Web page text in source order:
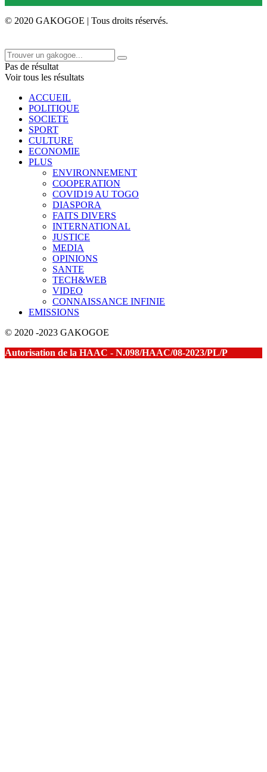
© 2020 GAKOGOE | Tous droits réservés.
Pas de résultat
Voir tous les résultats
ACCUEIL
POLITIQUE
SOCIETE
SPORT
CULTURE
ECONOMIE
PLUS
ENVIRONNEMENT
COOPERATION
COVID19 AU TOGO
DIASPORA
FAITS DIVERS
INTERNATIONAL
JUSTICE
MEDIA
OPINIONS
SANTE
TECH&WEB
VIDEO
CONNAISSANCE INFINIE
EMISSIONS
© 2020 -2023 GAKOGOE
Autorisation de la HAAC - N.098/HAAC/08-2023/PL/P